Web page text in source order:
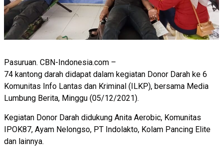
Pasuruan. CBN-Indonesia.com –
74 kantong darah didapat dalam kegiatan Donor Darah ke 6
Komunitas Info Lantas dan Kriminal (ILKP), bersama Media
Lumbung Berita, Minggu (05/12/2021).
Kegiatan Donor Darah didukung Anita Aerobic, Komunitas
IPOK87, Ayam Nelongso, PT Indolakto, Kolam Pancing Elite
dan lainnya.